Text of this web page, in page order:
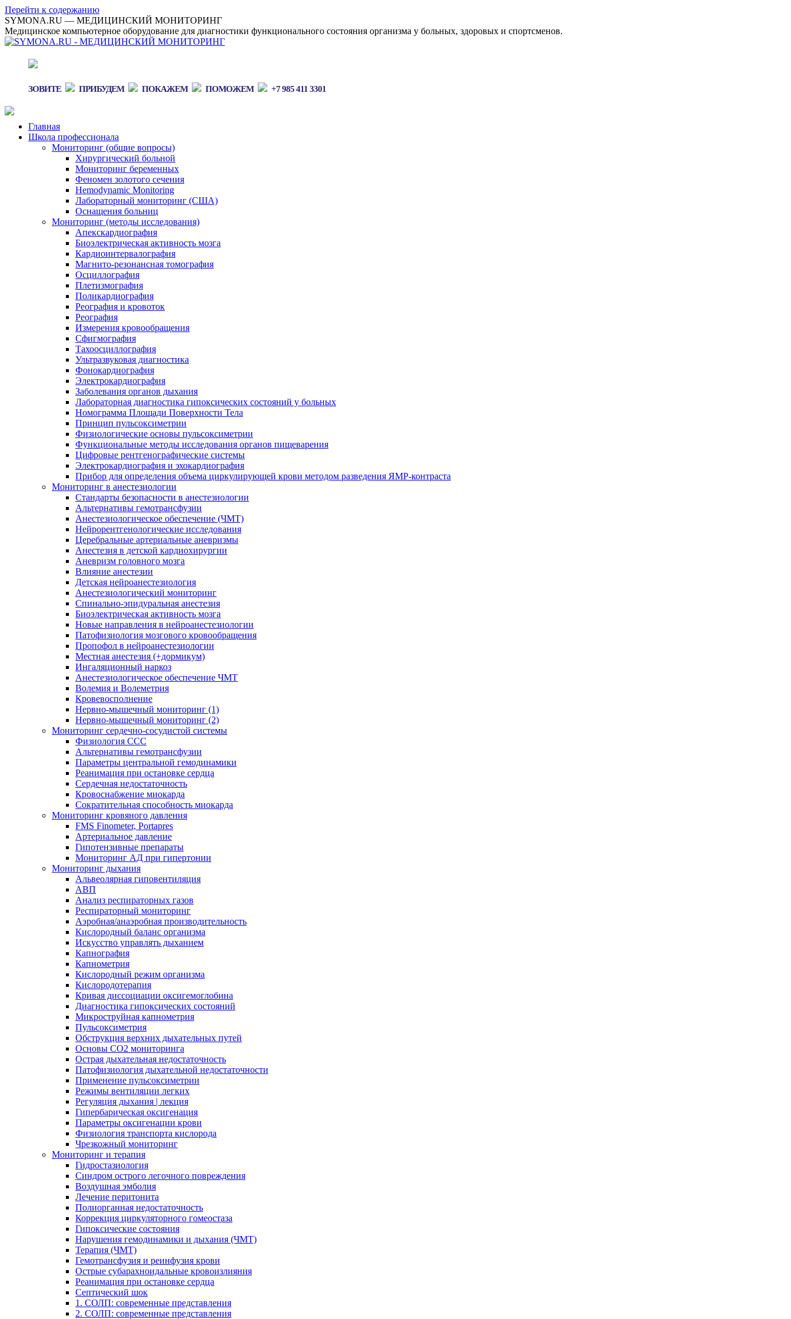
Перейти к содержанию
SYMONA.RU — МЕДИЦИНСКИЙ МОНИТОРИНГ
Медицинское компьютерное оборудование для диагностики функционального состояния организма у больных, здоровых и спортсменов.
ЗОВИТЕ ПРИБУДЕМ ПОКАЖЕМ ПОМОЖЕМ +7 985 411 3301
Главная
Школа профессионала
Мониторинг (общие вопросы)
Хирургический больной
Мониторинг беременных
Феномен золотого сечения
Hemodynamic Monitoring
Лабораторный мониторинг (США)
Оснащения больниц
Мониторинг (методы исследования)
Апекскардиография
Биоэлектрическая активность мозга
Кардиоинтервалография
Магнито-резонансная томография
Осциллография
Плетизмография
Поликардиография
Реография и кровоток
Реография
Измерения кровообращения
Сфигмография
Тахоосциллография
Ультразвуковая диагностика
Фонокардиография
Электрокардиография
Заболевания органов дыхания
Лабораторная диагностика гипоксических состояний у больных
Номограмма Площади Поверхности Тела
Принцип пульсоксиметрии
Физиологические основы пульсоксиметрии
Функциональные методы исследования органов пищеварения
Цифровые рентгенографические системы
Электрокардиография и эхокардиография
Прибор для определения объема циркулирующей крови методом разведения ЯМР-контраста
Мониторинг в анестезиологии
Стандарты безопасности в анестезиологии
Альтернативы гемотрансфузии
Анестезиологическое обеспечение (ЧМТ)
Нейрорентгенологические исследования
Церебральные артериальные аневризмы
Анестезия в детской кардиохирургии
Аневризм головного мозга
Влияние анестезии
Детская нейроанестезиология
Анестезиологический мониторинг
Спинально-эпидуральная анестезия
Биоэлектрическая активность мозга
Новые направления в нейроанестезиологии
Патофизиология мозгового кровообращения
Пропофол в нейроанестезиологии
Местная анестезия (+дормикум)
Ингаляционный наркоз
Анестезиологическое обеспечение ЧМТ
Волемия и Волеметрия
Кровевосполнение
Нервно-мышечный мониторинг (1)
Нервно-мышечный мониторинг (2)
Мониторинг сердечно-сосудистой системы
Физиология ССС
Альтернативы гемотрансфузии
Параметры центральной гемодинамики
Реанимация при остановке сердца
Сердечная недостаточность
Кровоснабжение миокарда
Сократительная способность миокарда
Мониторинг кровяного давления
FMS Finometer, Portapres
Артериальное давление
Гипотензивные препараты
Мониторинг АД при гипертонии
Мониторинг дыхания
Альвеолярная гиповентиляция
АВП
Анализ респираторных газов
Респираторный мониторинг
Аэробная/анаэробная производительность
Кислородный баланс организма
Искусство управлять дыханием
Капнография
Капнометрия
Кислородный режим организма
Кислородотерапия
Кривая диссоциации оксигемоглобина
Диагностика гипоксических состояний
Микроструйная капнометрия
Пульсоксиметрия
Обструкция верхних дыхательных путей
Основы СО2 мониторинга
Острая дыхательная недостаточность
Патофизиология дыхательной недостаточности
Применение пульсоксиметрии
Режимы вентиляции легких
Регуляция дыхания | лекция
Гипербарическая оксигенация
Параметры оксигенации крови
Физиология транспорта кислорода
Чрезкожный мониторинг
Мониторинг и терапия
Гидростазиология
Cиндром острого легочного повреждения
Воздушная эмболия
Лечение перитонита
Полиорганная недостаточность
Коррекция циркуляторного гомеостаза
Гипоксические состояния
Нарушения гемодинамики и дыхания (ЧМТ)
Терапия (ЧМТ)
Гемотрансфузия и реинфузия крови
Острые субарахноидальные кровоизлияния
Реанимация при остановке сердца
Септический шок
1. СОЛП: современные представления
2. СОЛП: современные представления